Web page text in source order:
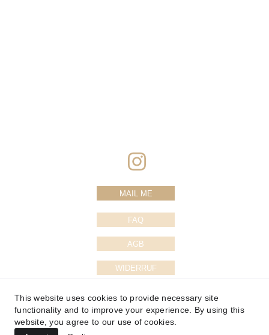
AGB
WIDERRUF
IMPRESSUM
FAQ
MAIL ME
This website uses cookies to provide necessary site
functionality and to improve your experience. By using this
website, you agree to our use of cookies.